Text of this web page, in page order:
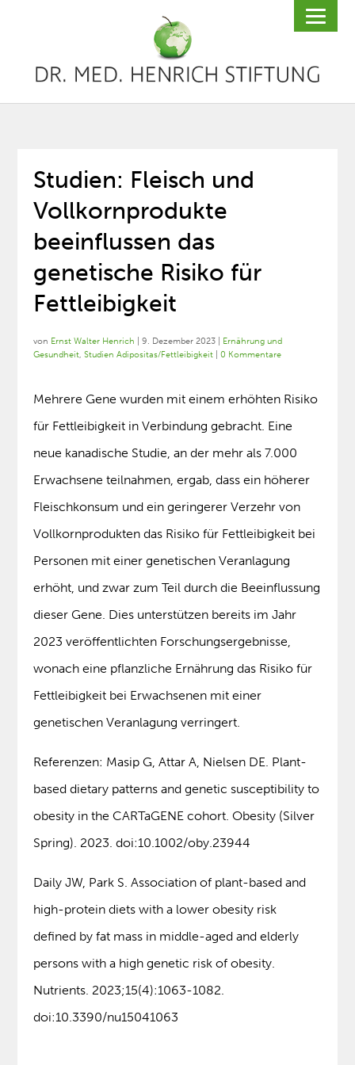
Studien: Fleisch und
Vollkornprodukte
beeinflussen das
genetische Risiko für
Fettleibigkeit
von Ernst Walter Henrich |9. Dezember 2023
Ernährung und
Gesundheit,Studien Adipositas/Fettleibigkeit |0 Kommentare
Mehrere Gene wurden mit einem erhöhten Risiko
für Fettleibigkeit in Verbindung gebracht. Eine
neue kanadische Studie, an der mehr als 7.000
Erwachsene teilnahmen, ergab, dass ein höherer
Fleischkonsum und ein geringerer Verzehr von
Vollkornprodukten das Risiko für Fettleibigkeit bei
Personen mit einer genetischen Veranlagung
erhöht, und zwar zum Teil durch die Beeinflussung
dieser Gene. Dies unterstützen bereits im Jahr
2023 veröffentlichten Forschungsergebnisse,
wonach eine pflanzliche Ernährung das Risiko für
Fettleibigkeit bei Erwachsenen mit einer
genetischen Veranlagung verringert.
Referenzen: Masip G, Attar A, Nielsen DE. Plant-
based dietary patterns and genetic susceptibility to
obesity in the CARTaGENE cohort. Obesity (Silver
Spring). 2023. doi:10.1002/oby.23944
Daily JW, Park S. Association of plant-based and
high-protein diets with a lower obesity risk
defined by fat mass in middle-aged and elderly
persons with a high genetic risk of obesity.
Nutrients. 2023;15(4):1063-1082.
doi:10.3390/nu15041063